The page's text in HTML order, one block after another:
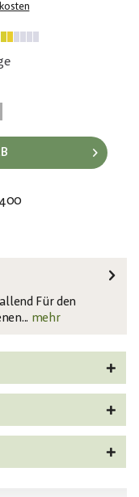
Für den
mehr